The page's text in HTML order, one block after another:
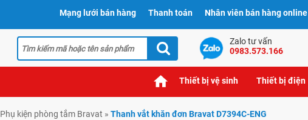
Mạng lưới bán hàng Thanh toán Nhân viên bán hàng online
Zalo tư vấn
0983.573.166
Thiết bị vệ sinh Thiết bị điện
Phụ kiện phòng tắm Bravat » Thanh vắt khăn đơn Bravat D7394C-ENG